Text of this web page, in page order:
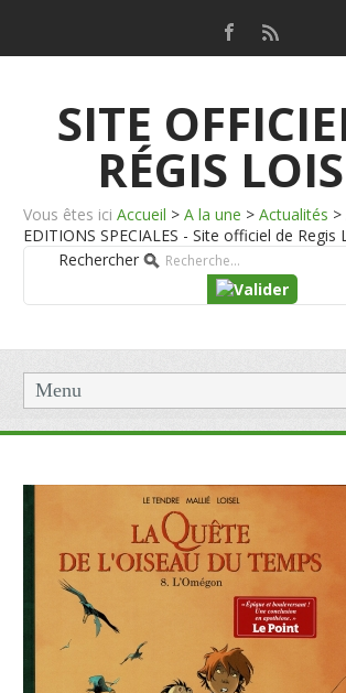
SITE
RÉGIS
Vous êtes ici Accueil > A la une > Actualités >
EDITIONS SPECIALES - Site officiel de Regis
Rechercher
Menu